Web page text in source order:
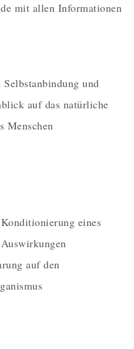
mit allen Informationen
und
auf das natürliche
Menschen
eines
auf den